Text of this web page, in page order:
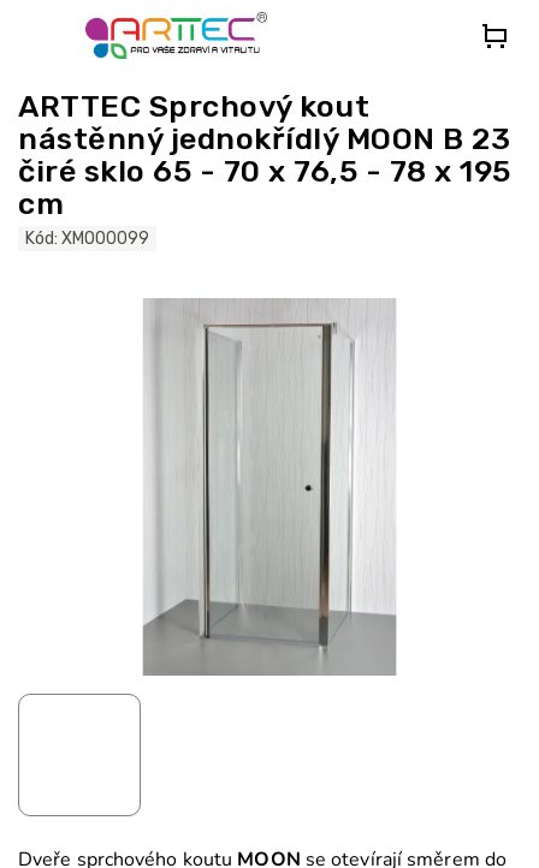
ARTTEC Sprchový kout
nástěnný jednokřídlý MOON B 23
čiré sklo 65 - 70 x 76,5 - 78 x 195
cm
Kód: XMOO0099
Dveře sprchového koutu MOON se otevírají směrem do